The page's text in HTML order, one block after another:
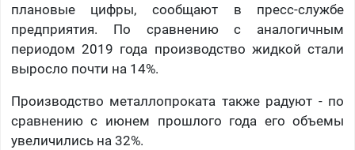
плановые цифры, сообщают в пресс-службе
предприятия. По сравнению с аналогичным
периодом 2019 года производство жидкой стали
выросло почти на 14%.
Производство металлопроката также радуют - по
сравнению с июнем прошлого года его объемы
увеличились на 32%.